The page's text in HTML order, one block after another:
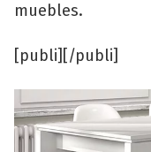
muebles.
[publi][/publi]